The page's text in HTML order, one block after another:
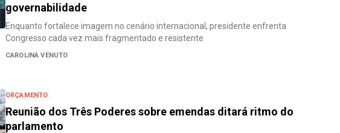
governabilidade
Enquanto fortalece imagem no cenário internacional, presidente enfrenta
Congresso cada vez mais fragmentado e resistente
CAROLINA VENUTO
ORÇAMENTO
Reunião dos Três Poderes sobre emendas ditará ritmo do
parlamento